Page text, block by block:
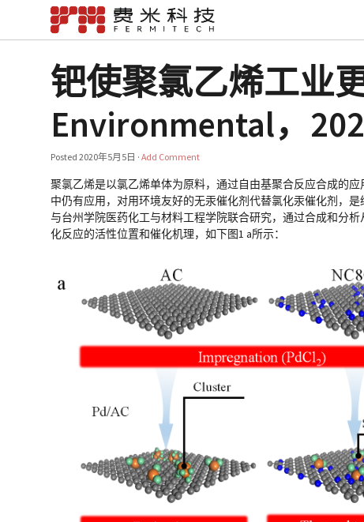
钯使聚氯乙烯工业
Environmental，
Posted2020年5月5日 ·Add Comment
聚氯乙烯是以氯乙烯单体为原料，通过自由基聚合反应合成的
中仍有应用，对用环境友好的无汞催化剂代替氯化汞催化剂，
与台州学院医药化工与材料工程学院联合研究，通过合成和分
化反应的活性位置和催化机理，如下图1 a所示：